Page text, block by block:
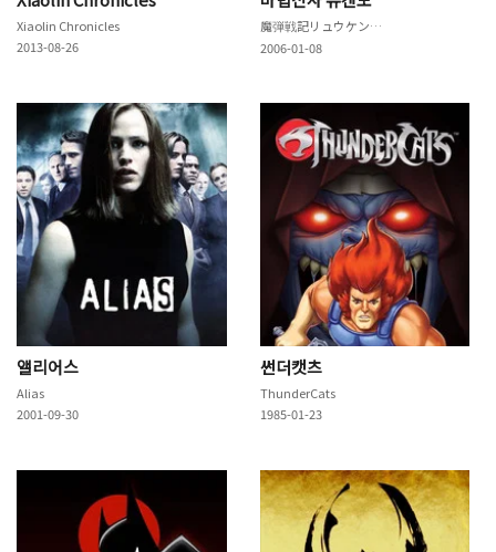
Xiaolin Chronicles
2013-08-26
魔弾戦記リュウケンドー
2006-01-08
앨리어스
Alias
2001-09-30
썬더캣츠
ThunderCats
1985-01-23